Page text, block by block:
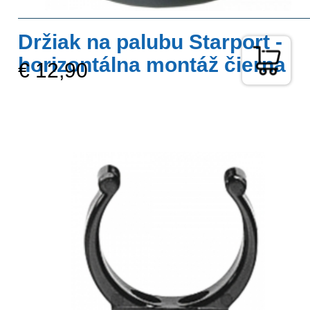
Držiak na palubu Starport -
horizontálna montáž čierna
€ 12,90